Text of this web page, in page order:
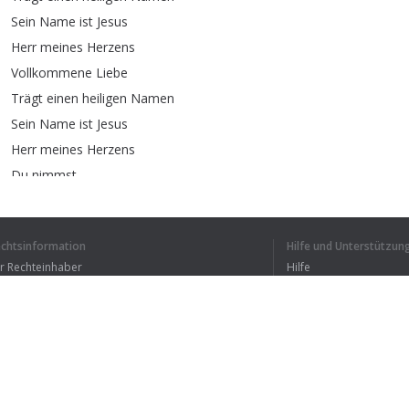
Sein Name ist Jesus
Herr meines Herzens
Vollkommene Liebe
Trägt einen heiligen Namen
Sein Name ist Jesus
Herr meines Herzens
Du nimmst
Ein neuer Mensch
Rechteinhaber
Hilfe und
Hilfe